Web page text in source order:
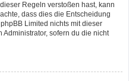
Regeln verstoßen hast, kann
dass dies die Entscheidung
Limited nichts mit dieser
sofern du die nicht